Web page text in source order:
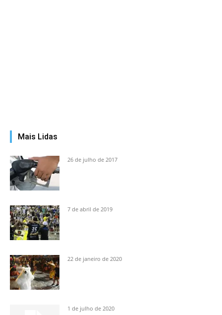
Mais Lidas
26 de julho de 2017
7 de abril de 2019
22 de janeiro de 2020
1 de julho de 2020